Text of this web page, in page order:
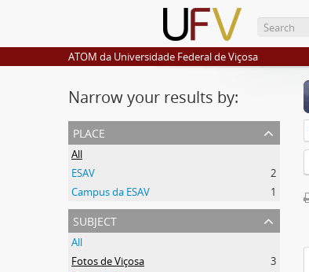
ATOM da Universidade Federal de Viçosa
Narrow your results by:
place
All
ESAV
2
Campus da ESAV
1
subject
All
Fotos de Viçosa
3